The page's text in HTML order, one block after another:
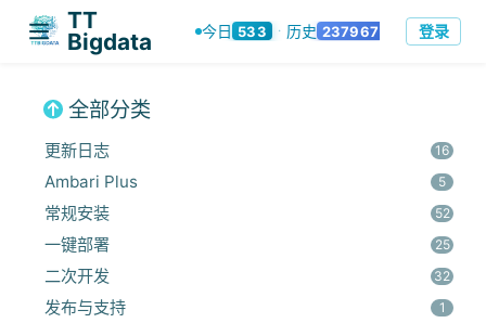
TT
Bigdata
今日 533 · 历史 237967 登录
全部分类
更新日志
16
Ambari Plus 5
常规安装 52
一键部署 25
二次开发 32
发布与支持 1